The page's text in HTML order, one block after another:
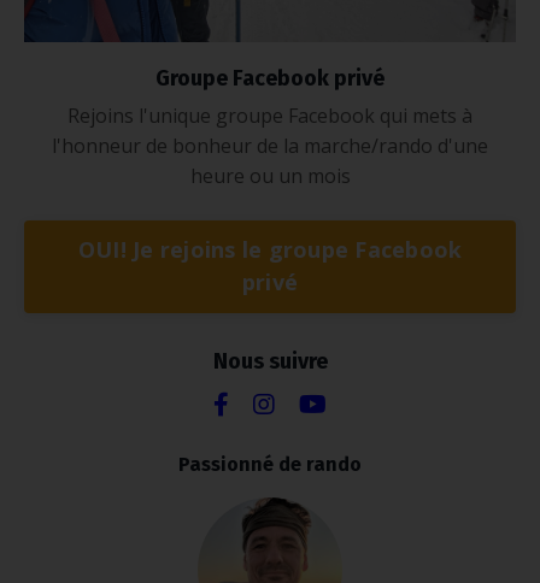
Groupe Facebook privé
Rejoins l'unique groupe Facebook qui mets à
l'honneur de bonheur de la marche/rando d'une
heure ou un mois
OUI! Je rejoins le groupe Facebook
privé
Nous suivre
Passionné de rando